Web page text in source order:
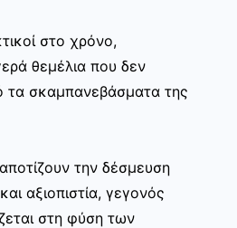
στο χρόνο,
θεμέλια που δεν
τα σκαμπανεβάσματα της
την δέσμευση
αξιοπιστία, γεγονός
στη φύση των